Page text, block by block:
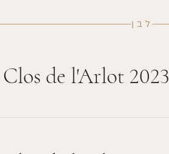
לבן
de l'Arlot 2023